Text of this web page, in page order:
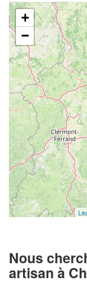
+
−
Nous
artisan à